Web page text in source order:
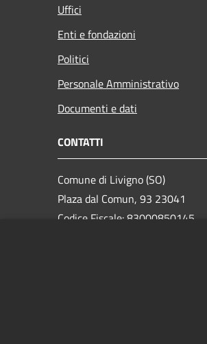
Uffici
Enti e fondazioni
Politici
Personale Amministrativo
Documenti e dati
CONTATTI
Comune di Livigno (SO)
Plaza dal Comun, 93 23041
Codice Fiscale: 83000850145